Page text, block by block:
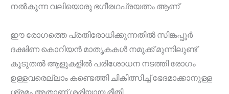
നൽകുന്ന വലിയൊരു ഭഗീരഥപ്രയത്നം ആണ്
ഈ രോഗത്തെ പ്രതിരോധിക്കുന്നതിൽ സിങ്കപ്പൂർ
ദക്ഷിണ കൊറിയൻ മാതൃകകൾ നമുക്ക് മുന്നിലുണ്ട്
കൂടുതൽ ആളുകളിൽ പരിശോധന നടത്തി രോഗം
ഉള്ളവരെല്ലാം കണ്ടെത്തി ചികിത്സിച്ച് ഭേദമാക്കാനുള്ള